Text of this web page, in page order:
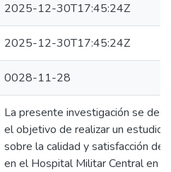
2025-12-30T17:45:24Z
2025-12-30T17:45:24Z
0028-11-28
La presente investigación se
el objetivo de realizar un estudio
sobre la calidad y satisfacción del
en el Hospital Militar Central en